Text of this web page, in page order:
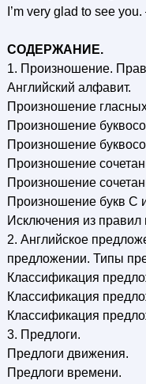
I’m very glad to see
СОДЕРЖАНИЕ.
1. Произношение.
Английский алфавит.
Произношение
Произношение
Произношение
Произношение
Произношение
Произношение букв С
Исключения из
2. Английское
предложении. Типы
Классификация
Классификация
Классификация
3. Предлоги.
Предлоги движения.
Предлоги времени.